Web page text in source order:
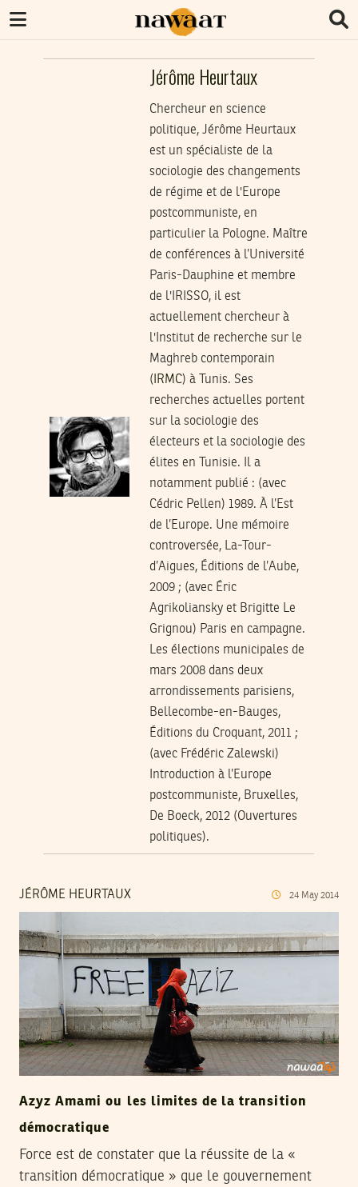
Jérôme Heurtaux
Chercheur en science
politique, Jérôme Heurtaux
est un spécialiste de la
sociologie des changements
de régime et de l'Europe
postcommuniste, en
particulier la Pologne. Maître
de conférences à l’Université
Paris-Dauphine et membre
de l'IRISSO, il est
actuellement chercheur à
l'Institut de recherche sur le
Maghreb contemporain
( IRMC) à Tunis. Ses
recherches actuelles portent
sur la sociologie des
électeurs et la sociologie des
élites en Tunisie. Il a
notamment publié : (avec
Cédric Pellen) 1989. À l’Est
de l’Europe. Une mémoire
controversée, La-Tour-
d’Aigues, Éditions de l’Aube,
2009 ; (avec Éric
Agrikoliansky et Brigitte Le
Grignou) Paris en campagne.
Les élections municipales de
mars 2008 dans deux
arrondissements parisiens,
Bellecombe-en-Bauges,
Éditions du Croquant, 2011 ;
(avec Frédéric Zalewski)
Introduction à l’Europe
postcommuniste, Bruxelles,
De Boeck, 2012 (Ouvertures
politiques).
JÉRÔME HEURTAUX 24 May 2014
Azyz Amami ou les limites de la transition
démocratique
Force est de constater que la réussite de la «
transition démocratique » que le gouvernement